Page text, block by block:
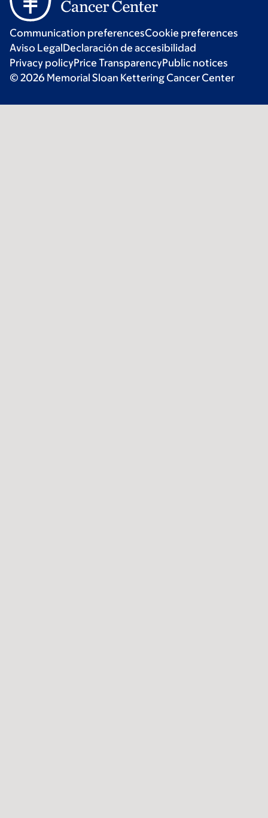
Communication preferencesCookie preferences
Aviso LegalDeclaración de accesibilidad
Privacy policyPrice TransparencyPublic notices
© 2026 Memorial Sloan Kettering Cancer Center